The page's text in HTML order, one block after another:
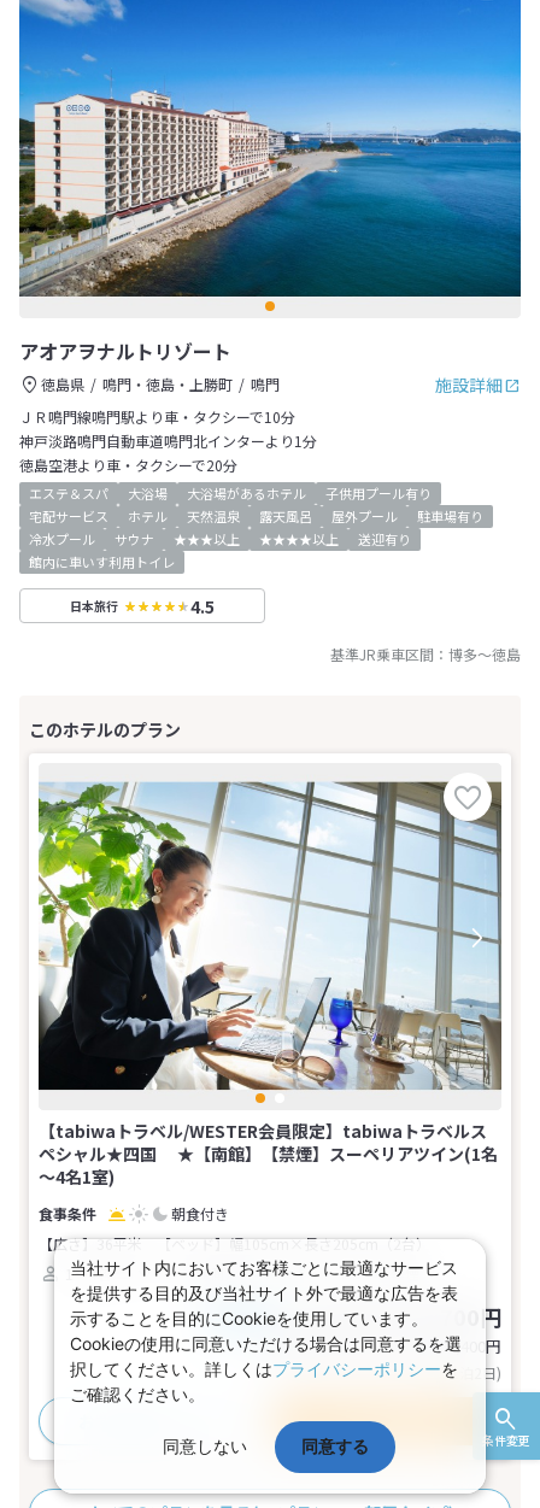
条件変更
アオアヲナルトリゾート
施設詳細
徳島県 鳴門・徳島・上勝町
鳴門
ＪＲ鳴門線鳴門駅より車・タクシーで10分
神戸淡路鳴門自動車道鳴門北インターより1分
徳島空港より車・タクシーで20分
エステ＆スパ 大浴場 大浴場があるホテル
子供用プール有り
宅配サービス
ホテル 天然温泉 露天風呂 屋外プール
駐車場有り
冷水プール
サウナ ★★★以上 ★★★★以上
送迎有り
館内に車いす利用トイレ
日本旅行 4.5
基準JR乗車区間： 博多～徳島
【tabiwaトラベル/WESTER会員限定】tabiwaトラベルス
ペシャル★四国 ★【南館】【禁煙】スーペリアツイン(1名
～4名1室)
朝食付き
【広さ】36平米
【ベッド】幅105cm×長さ205cm（2台）
1～4名
ツイン（海側） バス トイレ 禁煙
おとな1名 税込76,700～84,700円
基本代金合計153,400〜169,400 円
(おとな2名 こども0名・1部屋/1泊2日)
プランの詳細
当社サイト内においてお客様ごとに最適なサービス
を提供する目的及び当社サイト外で最適な広告を表
示することを目的にCookieを使用しています。
Cookieの使用に同意いただける場合は同意するを選
択してください。詳しくはプライバシーポリシーを
ご確認ください。
同意しない 同意する